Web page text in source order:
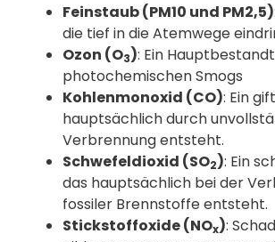
Feinstaub (PM10 und PM2,5)
die tief in die Atemwege
Ozon (O3): Ein
photochemischen Smogs
Kohlenmonoxid (CO): Ein
hauptsächlich durch
Verbrennung entsteht.
Schwefeldioxid (SO2): Ein
das hauptsächlich bei der
fossiler Brennstoffe entsteht.
Stickstoffoxide (NOx):